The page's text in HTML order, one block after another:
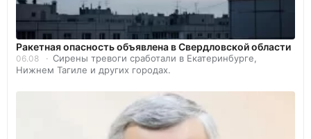
️Ракетная опасность объявлена в Свердловской области
06.08
Сирены тревоги сработали в Екатеринбурге,
Нижнем Тагиле и других городах.